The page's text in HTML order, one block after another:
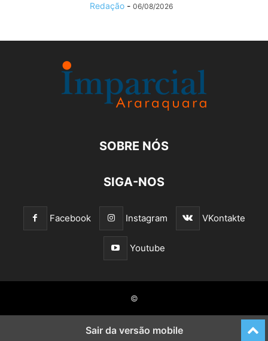
Redação - 06/08/2026
SOBRE NÓS
SIGA-NOS
Facebook Instagram VKontakte
Youtube
©
Sair da versão mobile